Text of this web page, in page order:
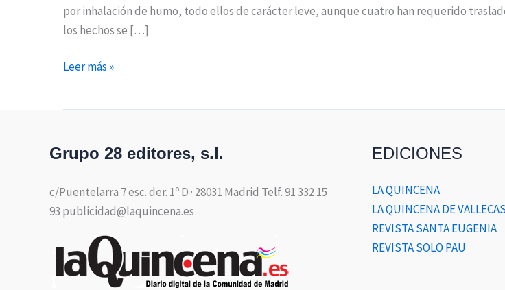
por inhalación de humo, todo ellos de carácter leve, aunque cuatro han requerido
los hechos se […]
Leer más »
Grupo 28 editores, s.l.
c/Puentelarra 7 esc. der. 1º D · 28031 Madrid Telf. 91 332 15
93 publicidad@laquincena.es
EDICIONES
LA QUINCENA
LA QUINCENA DE VALLECAS
REVISTA SANTA EUGENIA
REVISTA SOLO PAU